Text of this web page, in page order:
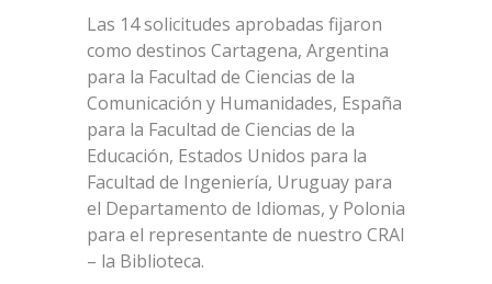
Las 14 solicitudes aprobadas fijaron
como destinos Cartagena, Argentina
para la Facultad de Ciencias de la
Comunicación y Humanidades, España
para la Facultad de Ciencias de la
Educación, Estados Unidos para la
Facultad de Ingeniería, Uruguay para
el Departamento de Idiomas, y Polonia
para el representante de nuestro CRAI
– la Biblioteca.